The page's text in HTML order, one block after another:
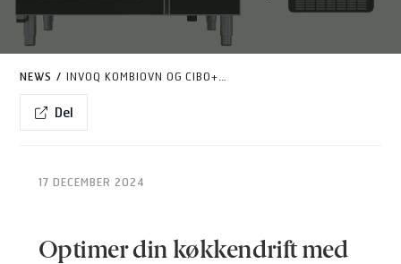
NEWS / INVOQ KOMBIOVN OG CIBO+ HURTIGOVN
Del
17 DECEMBER 2024
Optimer din køkkendrift med